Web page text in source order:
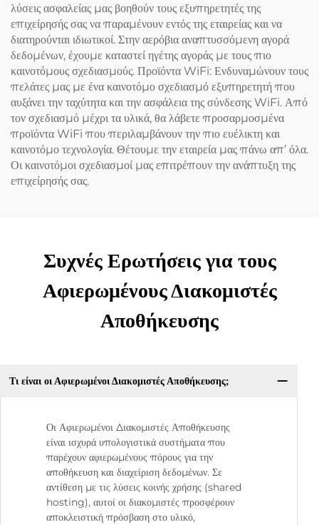
λύσεις ασφαλείας μας βοηθούν τους εξυπηρετητές της
επιχείρησής σας να παραμένουν εντός της εταιρείας και να
διατηρούνται ιδιωτικοί. Στην αερόβια αναπτυσσόμενη αγορά
δεδομένων, έχουμε καταστεί ηγέτης αγοράς με τους πιο
καινοτόμους σχεδιασμούς. Προϊόντα WiFi: Ενδυναμώνουν τους
πελάτες μας με ένα καινοτόμο σχεδιασμό εξυπηρετητή που
αυξάνει την ταχύτητα και την ασφάλεια της σύνδεσης WiFi. Από
τον σχεδιασμό μέχρι τα υλικά, θα λάβετε προσαρμοσμένα
προϊόντα WiFi που περιλαμβάνουν την πιο ευέλικτη και
καινοτόμο τεχνολογία. Θέτουμε την εταιρεία μας πάνω απ’ όλα.
Οι καινοτόμοι σχεδιασμοί μας επιτρέπουν την ανάπτυξη της
επιχείρησής σας.
Συχνές Ερωτήσεις για τους
Αφιερωμένους Διακομιστές
Αποθήκευσης
Τι είναι οι Αφιερωμένοι Διακομιστές Αποθήκευσης;
Οι Αφιερωμένοι Διακομιστές Αποθήκευσης
είναι ισχυρά υπολογιστικά συστήματα που
παρέχουν αφιερωμένους πόρους για την
αποθήκευση και διαχείριση δεδομένων. Σε
αντίθεση με τις λύσεις κοινής χρήσης (shared
hosting), αυτοί οι διακομιστές προσφέρουν
αποκλειστική πρόσβαση στο υλικό,